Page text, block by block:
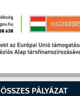
ÖSSZES PÁLYÁZAT